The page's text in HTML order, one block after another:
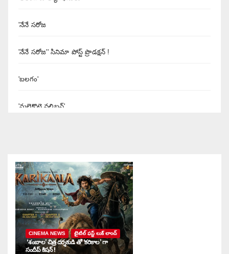
'నేనే సరోజ
'నేనే సరోజ'' సినిమా పోస్ట్ ప్రొడక్షన్ !
'బలగం'
'మలైకొట్టై వలిబన్'
'రుద్రంగి' సినిమా రివ్యూ
'రౌడీ అల్లుడు
'శబరి
'శబ్దం'
CINEMA NEWS టైటిల్ ఫస్ట్ లుక్ లాంచ్
‘శంబాల’ చిత్ర దర్శకుడి తో ‘కరికాల’ గా
సందీప్ కిషన్ !